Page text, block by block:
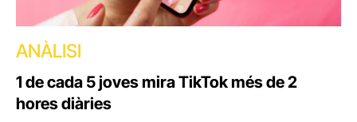
ANÀLISI
1 de cada 5 joves mira TikTok més de 2
hores diàries